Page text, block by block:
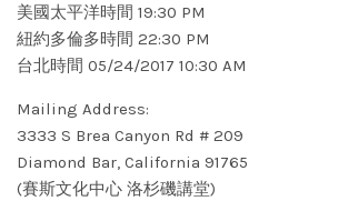
美國太平洋時間 19:30 PM
紐約多倫多時間 22:30 PM
台北時間 05/24/2017 10:30 AM
Mailing Address:
3333 S Brea Canyon Rd # 209
Diamond Bar, California 91765
(賽斯文化中心 洛杉磯講堂)